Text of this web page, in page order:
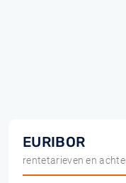
EURIBOR
rentetarieven en